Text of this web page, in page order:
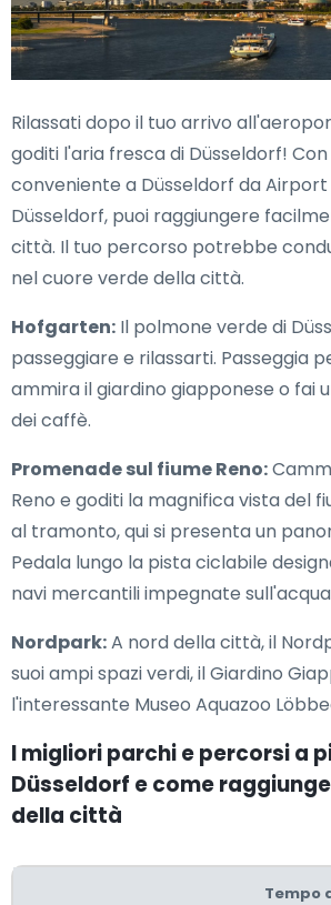
Rilassati dopo il tuo arrivo
goditi l'aria fresca di Düsseldorf!
conveniente a Düsseldorf da
Düsseldorf, puoi raggiungere
città. Il tuo percorso potrebbe
nel cuore verde della città.
Hofgarten: Il polmone verde di
passeggiare e rilassarti. Passeggia
ammira il giardino giapponese o fai
dei caffè.
Promenade sul fiume Reno:
Reno e goditi la magnifica vista del
al tramonto, qui si presenta un
Pedala lungo la pista ciclabile
navi mercantili impegnate
Nordpark:A nord della città, il
suoi ampi spazi verdi, il Giardino
l'interessante Museo Aquazoo
I migliori parchi e percorsi a
Düsseldorf e come
della città
Tempo